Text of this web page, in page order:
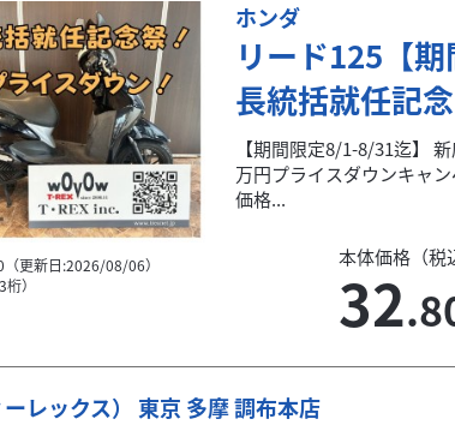
更新日:2026/08/06）
）
ホンダ
リード125【
長統括就任記
【期間限定8/1-8/31迄】
万円プライスダウンキャ
価格...
本体価格（税
32
レックス） 東京 多摩 調布本店